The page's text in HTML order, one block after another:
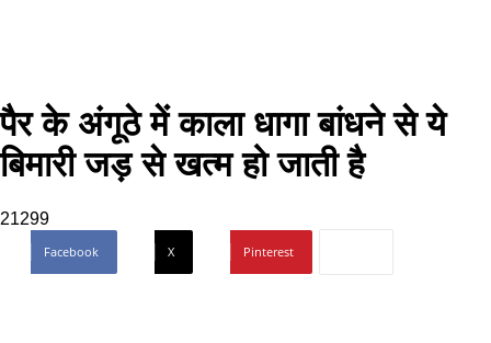
पैर के अंगूठे में काला धागा बांधने से ये
बिमारी जड़ से खत्म हो जाती है
21299
Facebook X Pinterest